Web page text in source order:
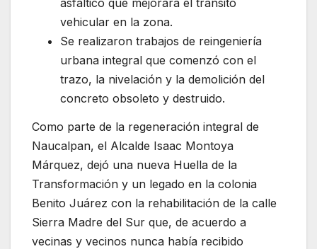
asfáltico que mejorará el tránsito
vehicular en la zona.
Se realizaron trabajos de reingeniería
urbana integral que comenzó con el
trazo, la nivelación y la demolición del
concreto obsoleto y destruido.
Como parte de la regeneración integral de
Naucalpan, el Alcalde Isaac Montoya
Márquez, dejó una nueva Huella de la
Transformación y un legado en la colonia
Benito Juárez con la rehabilitación de la calle
Sierra Madre del Sur que, de acuerdo a
vecinas y vecinos nunca había recibido